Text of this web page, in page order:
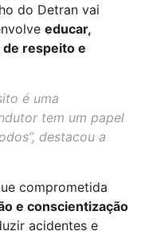
do Detran vai
educar,
respeito e
é uma
tem um papel
destacou a
comprometida
e conscientização
acidentes e